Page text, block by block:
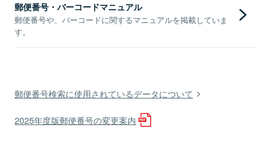
郵便番号・バーコードマニュアル
郵便番号や、バーコードに関するマニュアルを掲載していま
す。
郵便番号検索に使用されているデータについて
2025年度版郵便番号の変更案内